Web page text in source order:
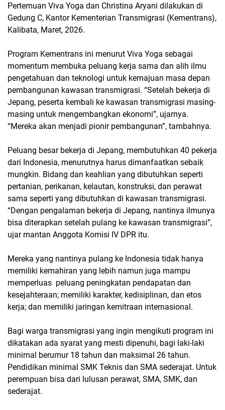
Pertemuan Viva Yoga dan Christina Aryani dilakukan di
Gedung C, Kantor Kementerian Transmigrasi (Kementrans),
Kalibata, Maret, 2026.
Program Kementrans ini menurut Viva Yoga sebagai
momentum membuka peluang kerja sama dan alih ilmu
pengetahuan dan teknologi untuk kemajuan masa depan
pembangunan kawasan transmigrasi. “Setelah bekerja di
Jepang, peserta kembali ke kawasan transmigrasi masing-
masing untuk mengembangkan ekonomi”, ujarnya.
“Mereka akan menjadi pionir pembangunan”, tambahnya.
Peluang besar bekerja di Jepang, membutuhkan 40 pekerja
dari Indonesia, menurutnya harus dimanfaatkan sebaik
mungkin. Bidang dan keahlian yang dibutuhkan seperti
pertanian, perikanan, kelautan, konstruksi, dan perawat
sama seperti yang dibutuhkan di kawasan transmigrasi.
“Dengan pengalaman bekerja di Jepang, nantinya ilmunya
bisa diterapkan setelah pulang ke kawasan transmigrasi”,
ujar mantan Anggota Komisi IV DPR itu.
Mereka yang nantinya pulang ke Indonesia tidak hanya
memiliki kemahiran yang lebih namun juga mampu
memperluas peluang peningkatan pendapatan dan
kesejahteraan; memiliki karakter, kedisiplinan, dan etos
kerja; dan memiliki jaringan kemitraan internasional.
Bagi warga transmigrasi yang ingin mengikuti program ini
dikatakan ada syarat yang mesti dipenuhi, bagi laki-laki
minimal berumur 18 tahun dan maksimal 26 tahun.
Pendidikan minimal SMK Teknis dan SMA sederajat. Untuk
perempuan bisa dari lulusan perawat, SMA, SMK, dan
sederajat.